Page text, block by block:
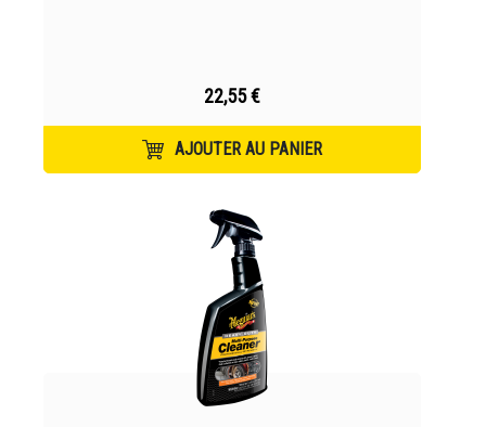
22,55 €
AJOUTER AU PANIER